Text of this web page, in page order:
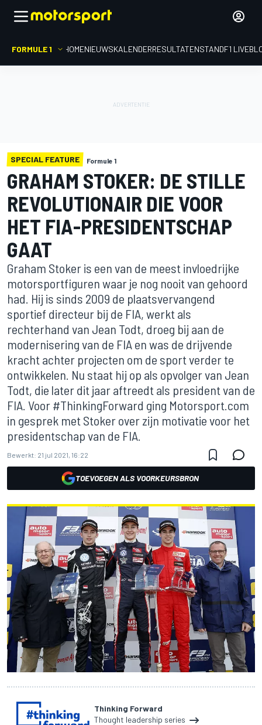
FORMULE 1 HOMENIEUWSKALENDERRESULTATENSTANDF1
SPECIAL FEATURE Formule 1
GRAHAM STOKER: DE STILLE
REVOLUTIONAIR DIE VOOR
HET FIA-PRESIDENTSCHAP
GAAT
Graham Stoker is een van de meest invloedrijke
motorsportfiguren waar je nog nooit van gehoord
had. Hij is sinds 2009 de plaatsvervangend
sportief directeur bij de FIA, werkt als
rechterhand van Jean Todt, droeg bij aan de
modernisering van de FIA en was de drijvende
kracht achter projecten om de sport verder te
ontwikkelen. Nu staat hij op als opvolger van Jean
Todt, die later dit jaar aftreedt als president van de
FIA. Voor #ThinkingForward ging Motorsport.com
in gesprek met Stoker over zijn motivatie voor het
presidentschap van de FIA.
Bewerkt: 21 jul 2021, 16:22
TOEVOEGEN ALS VOORKEURSBRON
Thinking Forward
Thought leadership series